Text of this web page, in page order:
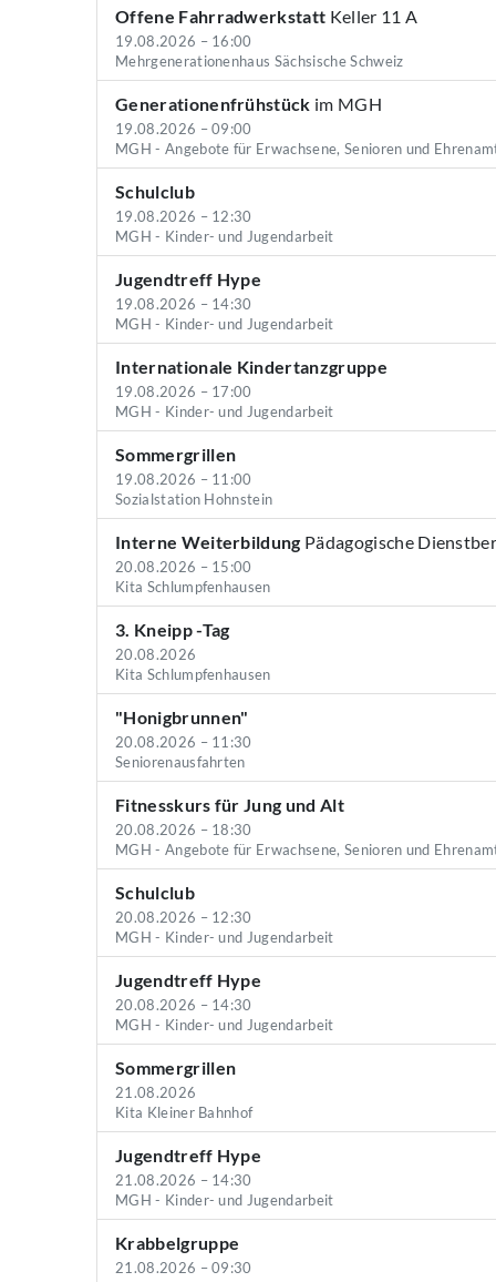
Offene Fahrradwerkstatt Keller 11 A
19.08.2026 – 16:00
Mehrgenerationenhaus Sächsische Schweiz
Generationenfrühstück im MGH
19.08.2026 – 09:00
MGH - Angebote für Erwachsene, Senioren und
Schulclub
19.08.2026 – 12:30
MGH - Kinder- und Jugendarbeit
Jugendtreff Hype
19.08.2026 – 14:30
MGH - Kinder- und Jugendarbeit
Internationale Kindertanzgruppe
19.08.2026 – 17:00
MGH - Kinder- und Jugendarbeit
Sommergrillen
19.08.2026 – 11:00
Sozialstation Hohnstein
Interne Weiterbildung Pädagogische
20.08.2026 – 15:00
Kita Schlumpfenhausen
3. Kneipp -Tag
20.08.2026
Kita Schlumpfenhausen
"Honigbrunnen"
20.08.2026 – 11:30
Seniorenausfahrten
Fitnesskurs für Jung und Alt
20.08.2026 – 18:30
MGH - Angebote für Erwachsene, Senioren und
Schulclub
20.08.2026 – 12:30
MGH - Kinder- und Jugendarbeit
Jugendtreff Hype
20.08.2026 – 14:30
MGH - Kinder- und Jugendarbeit
Sommergrillen
21.08.2026
Kita Kleiner Bahnhof
Jugendtreff Hype
21.08.2026 – 14:30
MGH - Kinder- und Jugendarbeit
Krabbelgruppe
21.08.2026 – 09:30